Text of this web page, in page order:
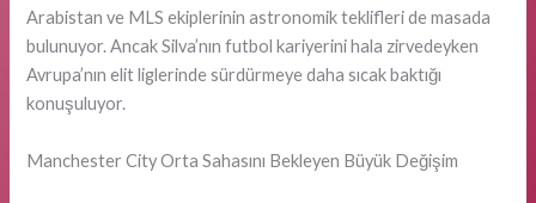
Arabistan ve MLS ekiplerinin astronomik teklifleri de masada
bulunuyor. Ancak Silva’nın futbol kariyerini hala zirvedeyken
Avrupa’nın elit liglerinde sürdürmeye daha sıcak baktığı
konuşuluyor.
Manchester City Orta Sahasını Bekleyen Büyük Değişim